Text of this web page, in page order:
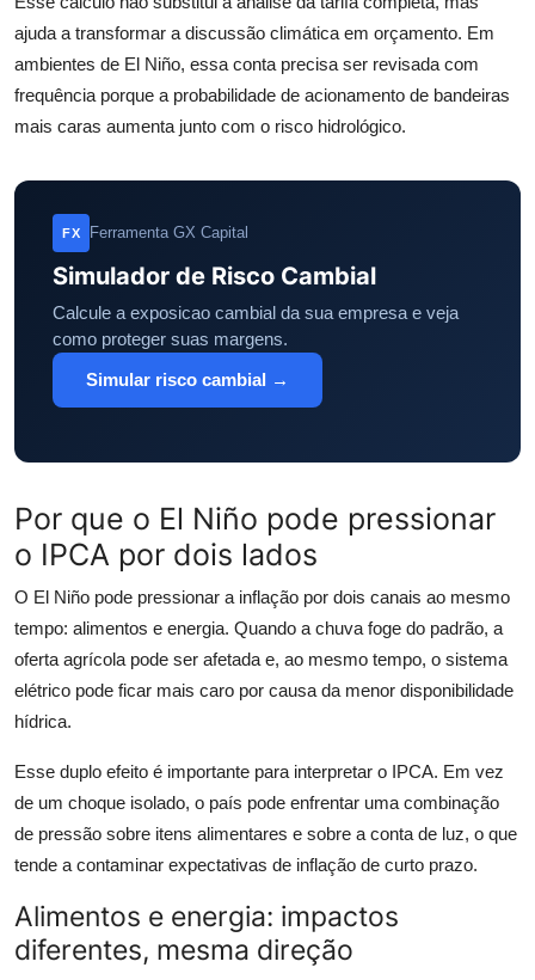
ajuda a transformar a discussão climática em orçamento. Em
ambientes de El Niño, essa conta precisa ser revisada com
frequência porque a probabilidade de acionamento de bandeiras
mais caras aumenta junto com o risco hidrológico.
FX Ferramenta GX Capital
Simulador de Risco Cambial
Calcule a exposicao cambial da sua empresa e veja
como proteger suas margens.
Simular risco cambial →
Por que o El Niño pode pressionar
o IPCA por dois lados
O El Niño pode pressionar a inflação por dois canais ao mesmo
tempo: alimentos e energia. Quando a chuva foge do padrão, a
oferta agrícola pode ser afetada e, ao mesmo tempo, o sistema
elétrico pode ficar mais caro por causa da menor disponibilidade
hídrica.
Esse duplo efeito é importante para interpretar o IPCA. Em vez
de um choque isolado, o país pode enfrentar uma combinação
de pressão sobre itens alimentares e sobre a conta de luz, o que
tende a contaminar expectativas de inflação de curto prazo.
Alimentos e energia: impactos
diferentes, mesma direção